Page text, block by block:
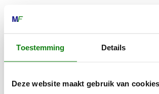
Toestemming Details
Deze website maakt gebruik van cookies
MECHANISATIE FRANEKER